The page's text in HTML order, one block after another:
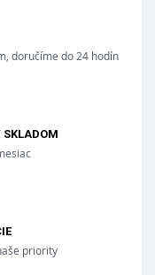
doručíme do 24 hodín
SKLADOM
priority